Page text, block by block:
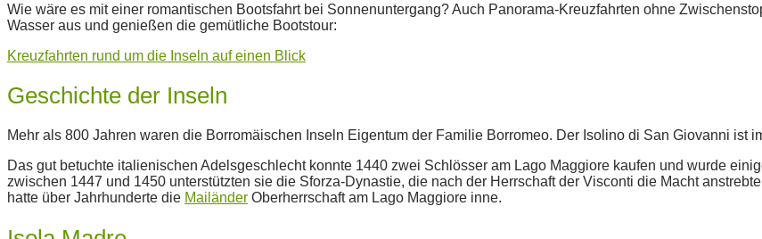
Wie wäre es mit einer romantischen Bootsfahrt bei Sonnenuntergang? Auch Panorama-Kreuzfahrten ohne
Wasser aus und genießen die gemütliche Bootstour:
Kreuzfahrten rund um die Inseln auf einen Blick
Geschichte der Inseln
Mehr als 800 Jahren waren die Borromäischen Inseln Eigentum der Familie Borromeo. Der Isolino di San Giovanni ist
Das gut betuchte italienischen Adelsgeschlecht konnte 1440 zwei Schlösser am Lago Maggiore kaufen und wurde
zwischen 1447 und 1450 unterstützten sie die Sforza-Dynastie, die nach der Herrschaft der Visconti die Macht
hatte über Jahrhunderte die Mailänder Oberherrschaft am Lago Maggiore inne.